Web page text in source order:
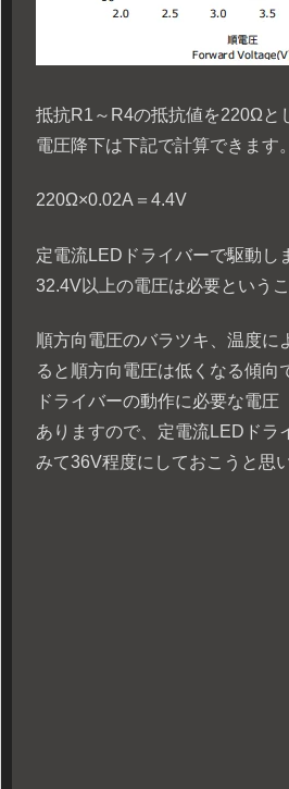
抵抗R1～R4の抵抗値を220Ωと
電圧降下は下記で計算できます。
220Ω×0.02A＝4.4V
定電流LEDドライバーで駆動し
32.4V以上の電圧は必要という
順方向電圧のバラツキ、温度に
ると順方向電圧は低くなる傾向
ドライバーの動作に必要な電圧
ありますので、定電流LEDドラ
みて36V程度にしておこうと思